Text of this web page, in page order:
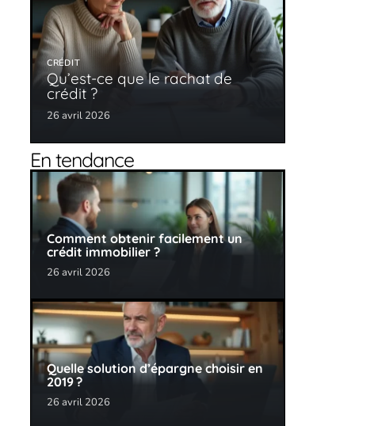
CRÉDIT
Qu’est-ce que le rachat de
crédit ?
26 avril 2026
En tendance
Comment obtenir facilement un
crédit immobilier ?
26 avril 2026
Quelle solution d’épargne choisir en
2019 ?
26 avril 2026